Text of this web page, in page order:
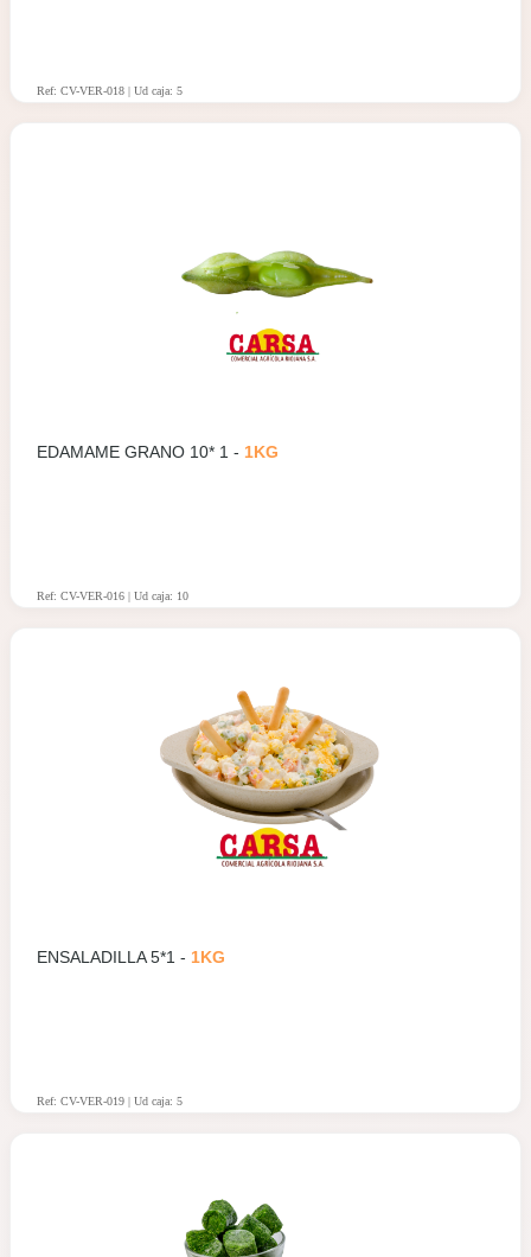
Ref: CV-VER-018 | Ud caja: 5
EDAMAME GRANO 10* 1 - 1KG
Ref: CV-VER-016 | Ud caja: 10
ENSALADILLA 5*1 - 1KG
Ref: CV-VER-019 | Ud caja: 5